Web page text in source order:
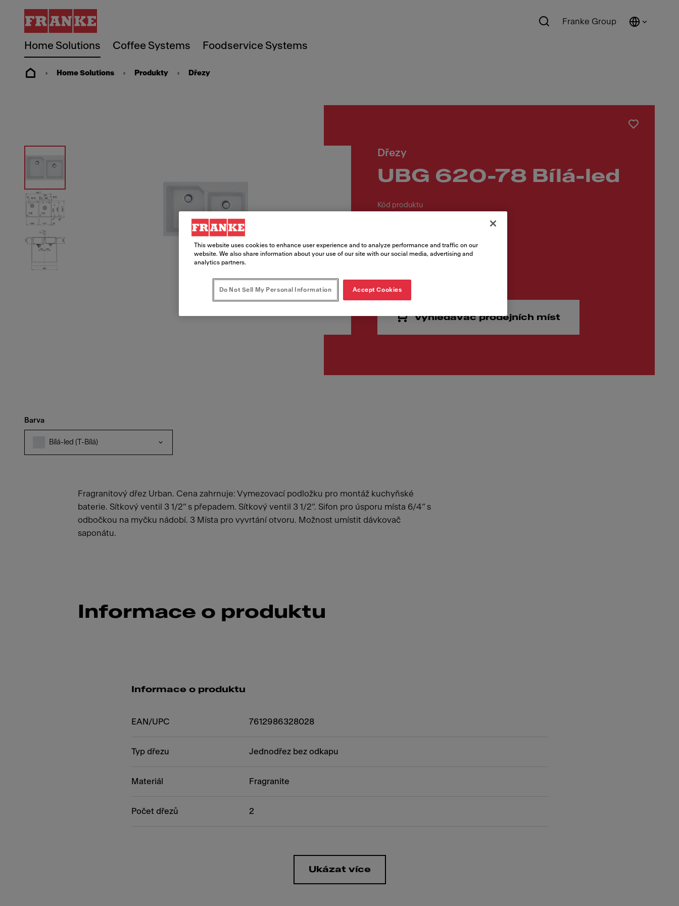
Home Solutions Coffee Systems Foodservice Systems
Franke Group
Home Solutions Produkty Dřezy
Dřezy
UBG 620-78 Bílá-led
Kód produktu
Vyhledávač prodejních míst
Barva
Bílá-led (T-Bílá)
Fragranitový dřez Urban. Cena zahrnuje: Vymezovací podložku pro montáž kuchyňské
baterie. Sítkový ventil 3 1/2“ s přepadem. Sítkový ventil 3 1/2“. Sifon pro úsporu místa 6/4“ s
odbočkou na myčku nádobí. 3 Místa pro vyvrtání otvoru. Možnost umístit dávkovač
saponátu.
Informace o produktu
Informace o produktu
EAN/UPC 7612986328028
Typ dřezu Jednodřez bez odkapu
Materiál Fragranite
Počet dřezů 2
Ukázat více
This website uses cookies to enhance user experience and to analyze performance and traffic on our
website. We also share information about your use of our site with our social media, advertising and
analytics partners.
Do Not Sell My Personal Information Accept Cookies